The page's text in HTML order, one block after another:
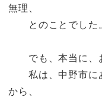
無理、
とのことでした。
でも、本当に、
私は、中野市に
から、